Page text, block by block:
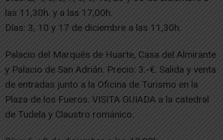
las 11,30h. y a las 17,00h.
Días: 3, 10 y 17 de diciembre a las 11,30h.
Palacio del Marqués de Huarte, Casa del Almirante
y Palacio de San Adrián. Precio: 3.-€. Salida y venta
de entradas junto a la Oficina de Turismo en la
Plaza de los Fueros. VISITA GUIADA a la catedral
de Tudela y Claustro románico.